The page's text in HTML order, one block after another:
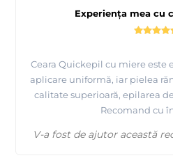
Experiența mea cu
Ceara Quickepil cu miere este
aplicare uniformă, iar pielea
calitate superioară, epilarea
Recomand cu
V-a fost de ajutor această